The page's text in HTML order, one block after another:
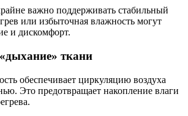
важно поддерживать стабильный
или избыточная влажность могут
и дискомфорт.
ткани
обеспечивает циркуляцию воздуха
Это предотвращает накопление влаги